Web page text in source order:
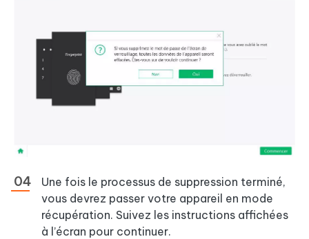
Une fois le processus de suppression terminé,
vous devrez passer votre appareil en mode
récupération. Suivez les instructions affichées
à l’écran pour continuer.